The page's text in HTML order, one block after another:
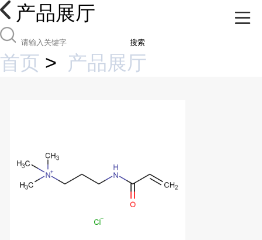
产品展厅
搜索
首页 > 产品展厅